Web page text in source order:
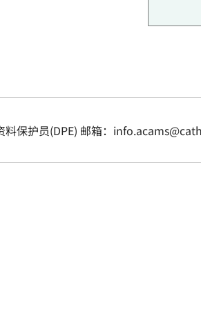
料保护员(DPE) 邮箱：